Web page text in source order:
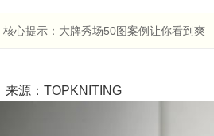
核心提示：大牌秀场50图案例让你看到爽
来源：TOPKNITING